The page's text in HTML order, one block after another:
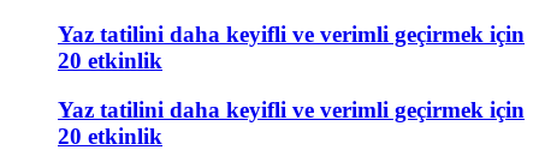
Yaz tatilini daha keyifli ve verimli geçirmek için
20 etkinlik
Yaz tatilini daha keyifli ve verimli geçirmek için
20 etkinlik